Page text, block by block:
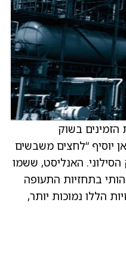
בשוק
יוסיף “לחצים משבשים
הסילוני. האנליסט, ששמו
בתחזיות התעופה
הללו נמוכות יותר,